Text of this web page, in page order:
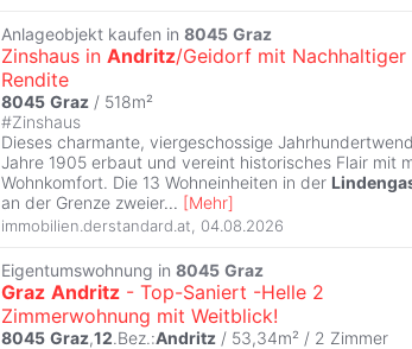
Anlageobjekt kaufen in 8045 Graz
Zinshaus in Andritz/Geidorf mit Nachhaltiger
Rendite
8045 Graz / 518m²
#Zinshaus
Dieses charmante, viergeschossige
Jahre 1905 erbaut und vereint historisches Flair mit
Wohnkomfort. Die 13 Wohneinheiten in der
an der Grenze zweier... [Mehr]
immobilien.derstandard.at 04.08.2026
Eigentumswohnung in 8045 Graz
Graz Andritz - Top-Saniert -Helle 2
Zimmerwohnung mit Weitblick!
8045 Graz,12.Bez.:Andritz / 53,34m² / 2 Zimmer